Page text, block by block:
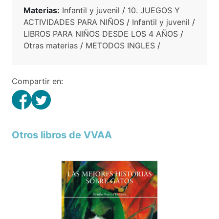
Materias: Infantil y juvenil / 10. JUEGOS Y
ACTIVIDADES PARA NIÑOS / Infantil y juvenil /
LIBROS PARA NIÑOS DESDE LOS 4 AÑOS /
Otras materias / METODOS INGLES /
Compartir en:
Otros libros de VVAA